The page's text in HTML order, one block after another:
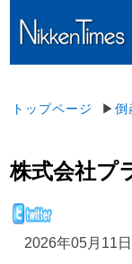
トップページ ▶倒
株式会社プ
2026年05月11日